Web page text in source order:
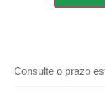
Consulte o prazo